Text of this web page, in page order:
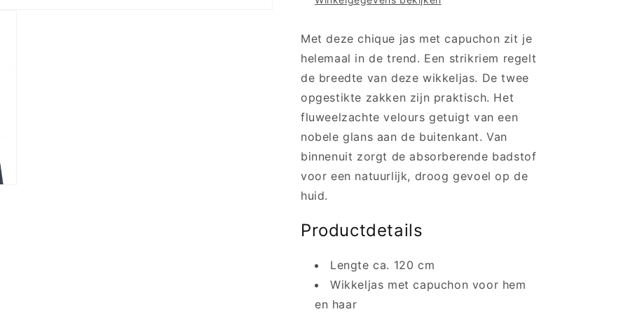
blue
blue
Met deze chique jas met capuchon zit je
helemaal in de trend. Een strikriem regelt
de breedte van deze wikkeljas. De twee
opgestikte zakken zijn praktisch. Het
fluweelzachte velours getuigt van een
nobele glans aan de buitenkant. Van
binnenuit zorgt de absorberende badstof
voor een natuurlijk, droog gevoel op de
huid.
Productdetails
Lengte ca. 120 cm
Wikkeljas met capuchon voor hem
en haar